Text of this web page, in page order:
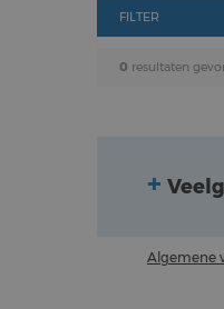
FILTER
0 resultaten
Algemene